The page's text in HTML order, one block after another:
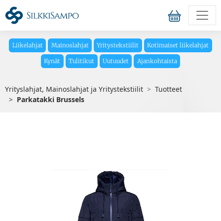
Liikelahjat Mainoslahjat Yritystekstiilit Kotimaiset liikelahjat
Kynät Tulitikut Uutuudet Ajankohtaista
Yrityslahjat, Mainoslahjat ja Yritystekstiilit
Tuotteet
Parkatakki Brussels